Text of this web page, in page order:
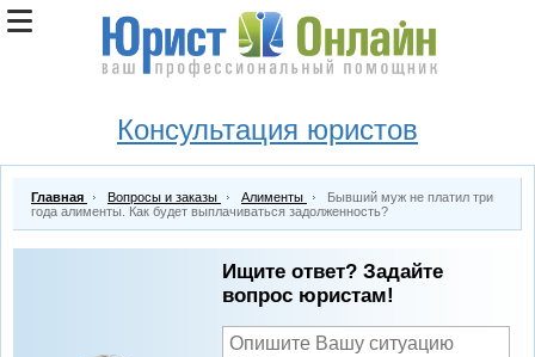
Консультация юристов
Главная Вопросы и заказы Алименты
Бывший муж не платил три
года алименты. Как будет выплачиваться задолженность?
Ищите ответ? Задайте
вопрос юристам!